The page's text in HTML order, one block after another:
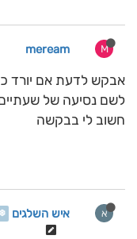
M
meream
אבקש לדעת אם יורד
לשם נסיעה של
חשוב לי בבקשה
א איש השלגים